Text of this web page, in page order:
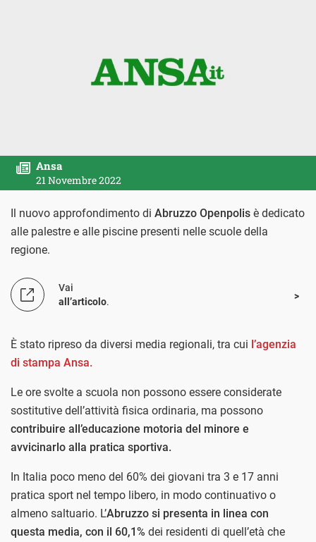
Ansa
21 Novembre 2022
Il nuovo approfondimento di Abruzzo Openpolis è dedicato
alle palestre e alle piscine presenti nelle scuole della
regione.
Vai
all’articolo.
È stato ripreso da diversi media regionali, tra cui l’agenzia
di stampa Ansa.
Le ore svolte a scuola non possono essere considerate
sostitutive dell’attività fisica ordinaria, ma possono
contribuire all’educazione motoria del minore e
avvicinarlo alla pratica sportiva.
In Italia poco meno del 60% dei giovani tra 3 e 17 anni
pratica sport nel tempo libero, in modo continuativo o
almeno saltuario. L’Abruzzo si presenta in linea con
questa media, con il 60,1% dei residenti di quell’età che